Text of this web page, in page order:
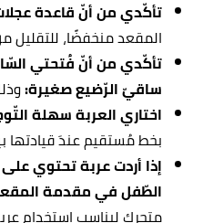
تأكّدي من أنّ قاعدة
المقعد منخفضًا، للتقليل
تأكّدي من أنّ فُتحتي
ساقيّ الرّضيع صغيرة:
اختاري العربة سهلة
بخط مُستقيم عندَ قيادتها
إذا أردت عربة تحتوي
الطّفل في مقدمة
متحرك ليناسب استخدام